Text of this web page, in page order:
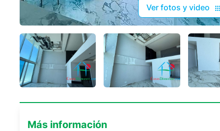
Ver fotos y video
Más información